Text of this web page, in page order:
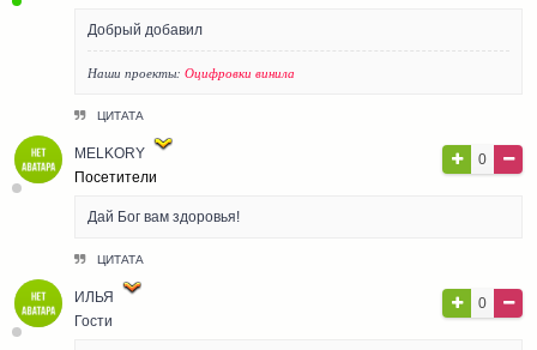
Добрый добавил
Наши проекты: Оцифровки винила
ЦИТАТА
MELKORY
Посетители
0
Дай Бог вам здоровья!
ЦИТАТА
ИЛЬЯ
Гости
0